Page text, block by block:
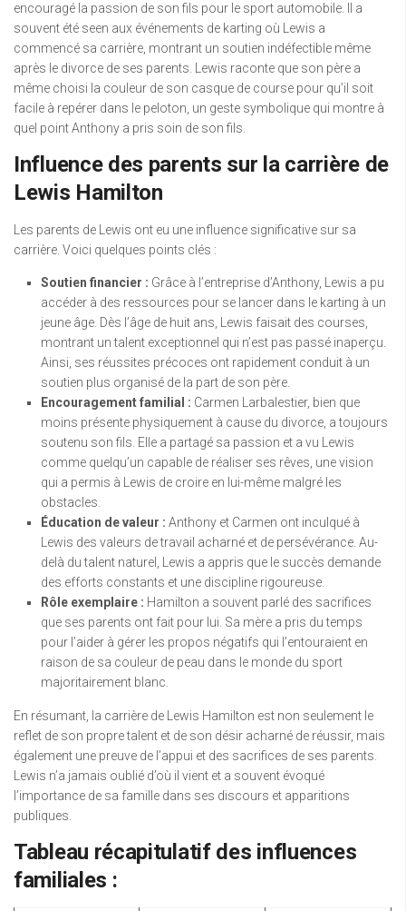
encouragé la passion de son fils pour le sport automobile. Il a
souvent été seen aux événements de karting où Lewis a
commencé sa carrière, montrant un soutien indéfectible même
après le divorce de ses parents. Lewis raconte que son père a
même choisi la couleur de son casque de course pour qu’il soit
facile à repérer dans le peloton, un geste symbolique qui montre à
quel point Anthony a pris soin de son fils.
Influence des parents sur la carrière de
Lewis Hamilton
Les parents de Lewis ont eu une influence significative sur sa
carrière. Voici quelques points clés :
Soutien financier : Grâce à l’entreprise d’Anthony, Lewis a pu
accéder à des ressources pour se lancer dans le karting à un
jeune âge. Dès l’âge de huit ans, Lewis faisait des courses,
montrant un talent exceptionnel qui n’est pas passé inaperçu.
Ainsi, ses réussites précoces ont rapidement conduit à un
soutien plus organisé de la part de son père.
Encouragement familial : Carmen Larbalestier, bien que
moins présente physiquement à cause du divorce, a toujours
soutenu son fils. Elle a partagé sa passion et a vu Lewis
comme quelqu’un capable de réaliser ses rêves, une vision
qui a permis à Lewis de croire en lui-même malgré les
obstacles.
Éducation de valeur : Anthony et Carmen ont inculqué à
Lewis des valeurs de travail acharné et de persévérance. Au-
delà du talent naturel, Lewis a appris que le succès demande
des efforts constants et une discipline rigoureuse.
Rôle exemplaire : Hamilton a souvent parlé des sacrifices
que ses parents ont fait pour lui. Sa mère a pris du temps
pour l’aider à gérer les propos négatifs qui l’entouraient en
raison de sa couleur de peau dans le monde du sport
majoritairement blanc.
En résumant, la carrière de Lewis Hamilton est non seulement le
reflet de son propre talent et de son désir acharné de réussir, mais
également une preuve de l’appui et des sacrifices de ses parents.
Lewis n’a jamais oublié d’où il vient et a souvent évoqué
l’importance de sa famille dans ses discours et apparitions
publiques.
Tableau récapitulatif des influences
familiales :